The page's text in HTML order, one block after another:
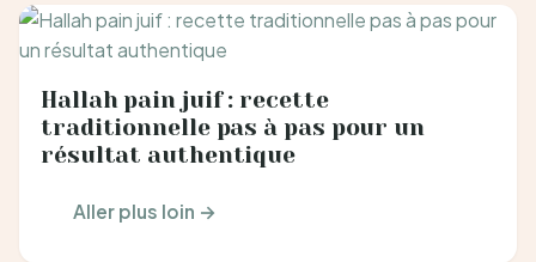
Hallah pain juif : recette
traditionnelle pas à pas pour un
résultat authentique
Aller plus loin →